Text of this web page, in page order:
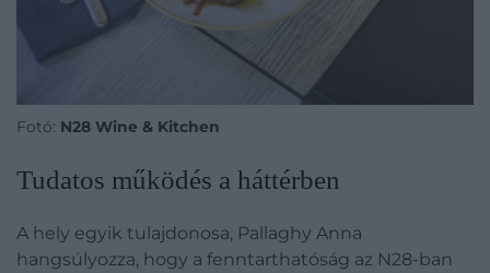
Fotó: N28 Wine & Kitchen
Tudatos működés a háttérben
A hely egyik tulajdonosa, Pallaghy Anna
hangsúlyozza, hogy a fenntarthatóság az N28-ban